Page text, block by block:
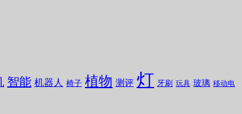
智能 机器人 椅子 植物 测评 灯 牙刷 玩具 玻璃 移动电